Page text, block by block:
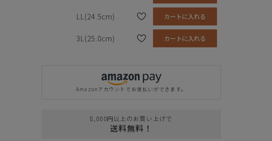
LL(24.5cm) カートに入れる
3L(25.0cm) カートに入れる
Amazonアカウントでお支払いができます。
8,000円以上のお買い上げで
送料無料！